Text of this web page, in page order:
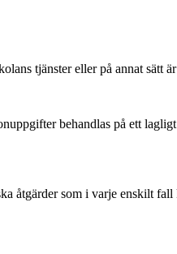
tjänster eller på annat sätt
behandlas på ett
åtgärder som i varje enskilt fall